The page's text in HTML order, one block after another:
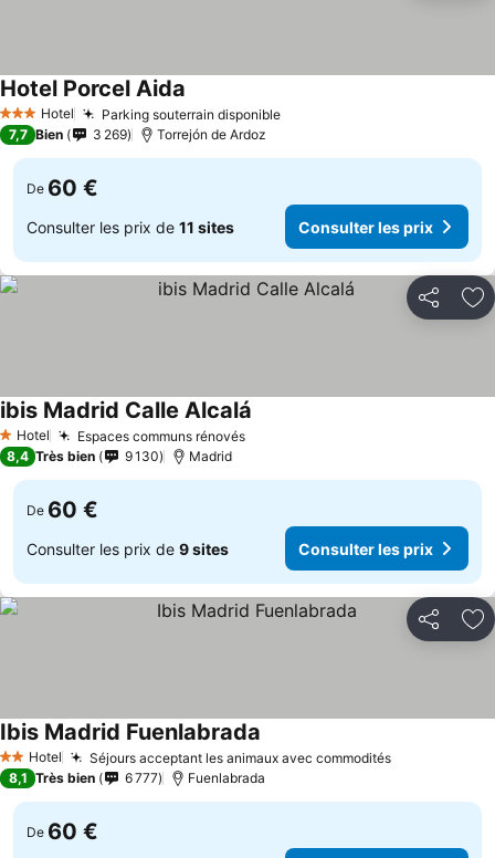
3 ÉtoilesHotel Parking souterrain disponibleConsulter les prix
Hotel Porcel Aida
7,7 Bien 3 269 Torrejón de Ardoz
De 60 €
Consulter les prix de 11 sites Consulter les prix
Partager
1 Étoiles
Hotel Espaces communs rénovésConsulter les prix
ibis Madrid Calle Alcalá
8,4 Très bien 9 130 Madrid
De 60 €
Consulter les prix de 9 sites Consulter les prix
Partager
2 Étoiles
Hotel Séjours acceptant les animaux avec commoditésConsulter
Ibis Madrid Fuenlabrada
8,1 Très bien 6 777 Fuenlabrada
De 60 €